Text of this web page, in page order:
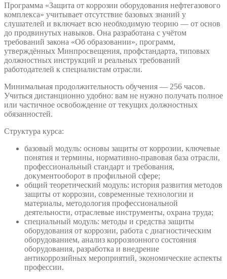
Программа «Защита от коррозии оборудования нефтегазового
комплекса» учитывает отсутствие базовых знаний у
слушателей и включает всю необходимую теорию — от основ
до продвинутых навыков. Она разработана с учётом
требований закона «Об образовании», программ,
утверждённых Минпросвещения, профстандарта, типовых
должностных инструкций и реальных требований
работодателей к специалистам отрасли.
Минимальная продолжительность обучения — 256 часов.
Учиться дистанционно удобно: вам не нужно получать полное
или частичное освобождение от текущих должностных
обязанностей.
Структура курса:
базовый модуль: основы защиты от коррозии, ключевые
понятия и термины, нормативно-правовая база отрасли,
профессиональный стандарт и требования,
документооборот в профильной сфере;
общий теоретический модуль: история развития методов
защиты от коррозии, современные технологии и
материалы, методология профессиональной
деятельности, отраслевые инструменты, охрана труда;
специальный модуль: методы и средства защиты
оборудования от коррозии, работа с диагностическим
оборудованием, анализ коррозионного состояния
оборудования, разработка и внедрение
антикоррозийных мероприятий, экономические аспекты
профессии.